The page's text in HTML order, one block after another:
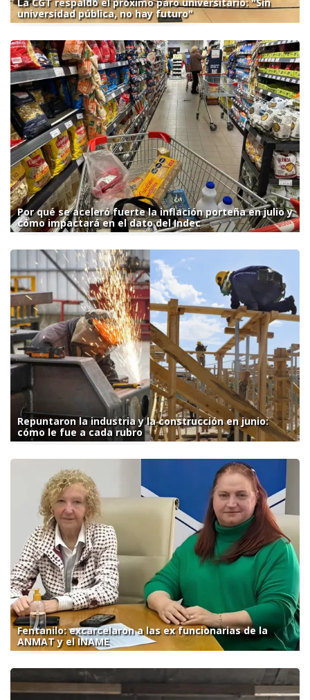
universidad pública, no hay futuro"
Por qué se aceleró fuerte la inflación porteña en julio y
cómo impactará en el dato del Indec
Repuntaron la industria y la construcción en junio:
cómo le fue a cada rubro
Fentanilo: excarcelaron a las ex funcionarias de la
ANMAT y el INAME